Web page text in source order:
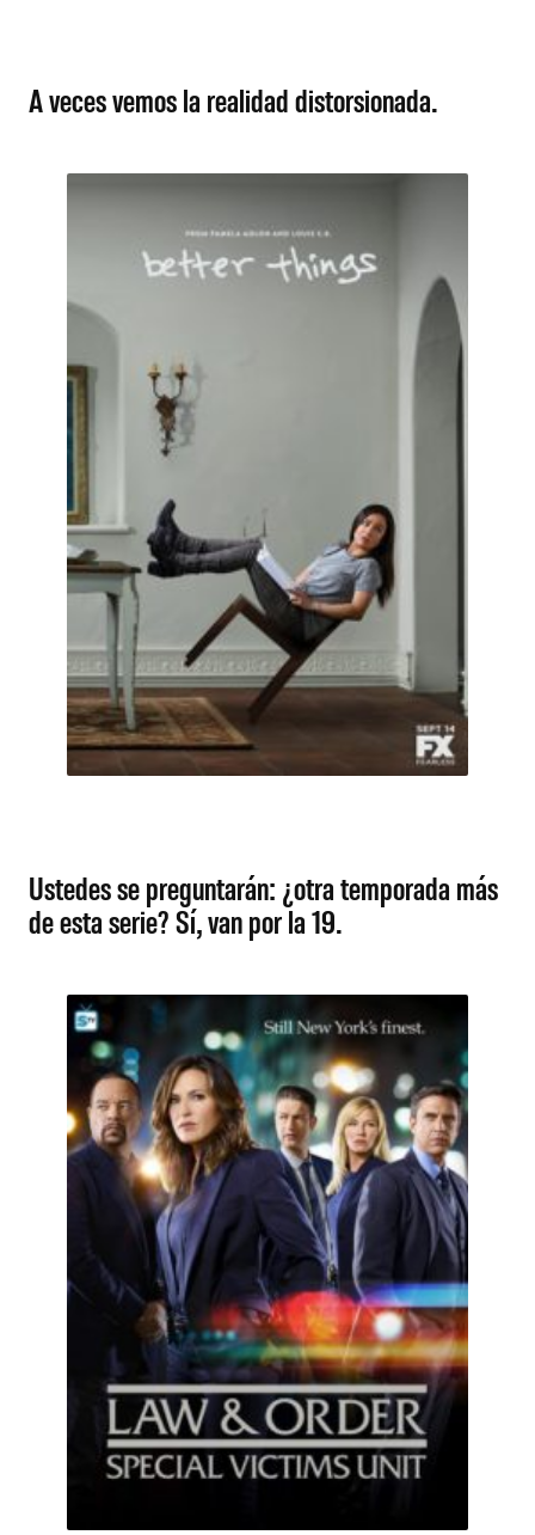
A veces vemos la realidad distorsionada.
Ustedes se preguntarán: ¿otra temporada más
de esta serie? Sí, van por la 19.